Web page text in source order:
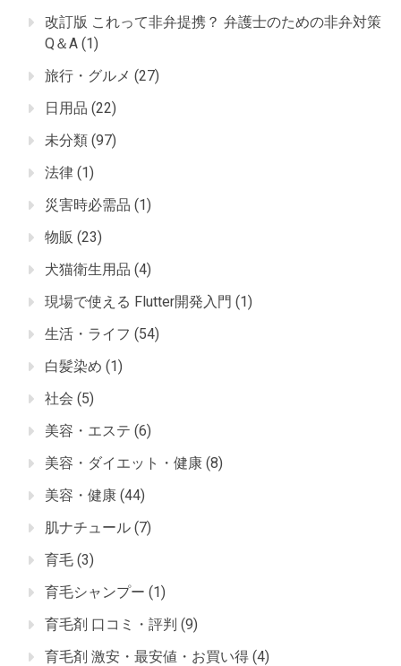
改訂版 これって非弁提携？ 弁護士のための非弁対策
Q＆A (1)
旅行・グルメ (27)
日用品 (22)
未分類 (97)
法律 (1)
災害時必需品 (1)
物販 (23)
犬猫衛生用品 (4)
現場で使える Flutter開発入門 (1)
生活・ライフ (54)
白髪染め (1)
社会 (5)
美容・エステ (6)
美容・ダイエット・健康 (8)
美容・健康 (44)
肌ナチュール (7)
育毛 (3)
育毛シャンプー (1)
育毛剤 口コミ・評判 (9)
育毛剤 激安・最安値・お買い得 (4)